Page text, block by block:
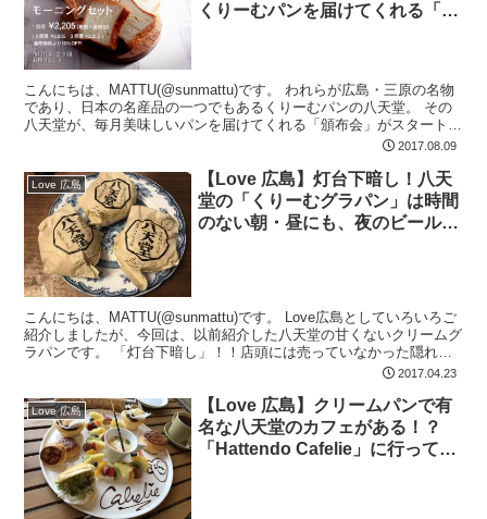
くりーむパンを届けてくれる「頒
こんにちは、MATTU(@sunmattu)です。 われらが広島・三原の名物
であり、日本の名産品の一つでもあるくりーむパンの八天堂。 その
八天堂が、毎月美味しいパンを届けてくれる「頒布会」がスタートし
2017.08.09
Love 広島
【Love 広島】灯台下暗し！八天
堂の「くりーむグラパン」は時間
のない朝・昼にも、夜のビールの
こんにちは、MATTU(@sunmattu)です。 Love広島としていろいろご
紹介しましたが、今回は、以前紹介した八天堂の甘くないクリームグ
ラパンです。 「灯台下暗し」！！店頭には売っていなかった隠れた
2017.04.23
Love 広島
【Love 広島】クリームパンで有
名な八天堂のカフェがある！？
「Hattendo Cafelie」に行ってみ